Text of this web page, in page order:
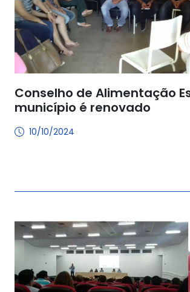
Conselho de Alimentação
município é renovado
10/10/2024